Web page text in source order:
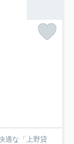
適な「上野貸